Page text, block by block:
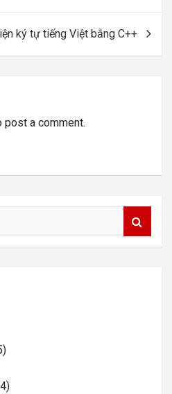
ký tự tiếng Việt bằng C++
post a comment.